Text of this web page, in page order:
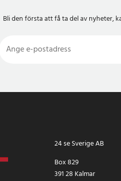
Bli den första att få ta del av nyheter,
24 se Sverige AB
Box 829
391 28 Kalmar